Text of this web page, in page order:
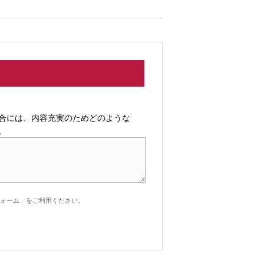
には、内容充実のためどのような
ーム」をご利用ください。